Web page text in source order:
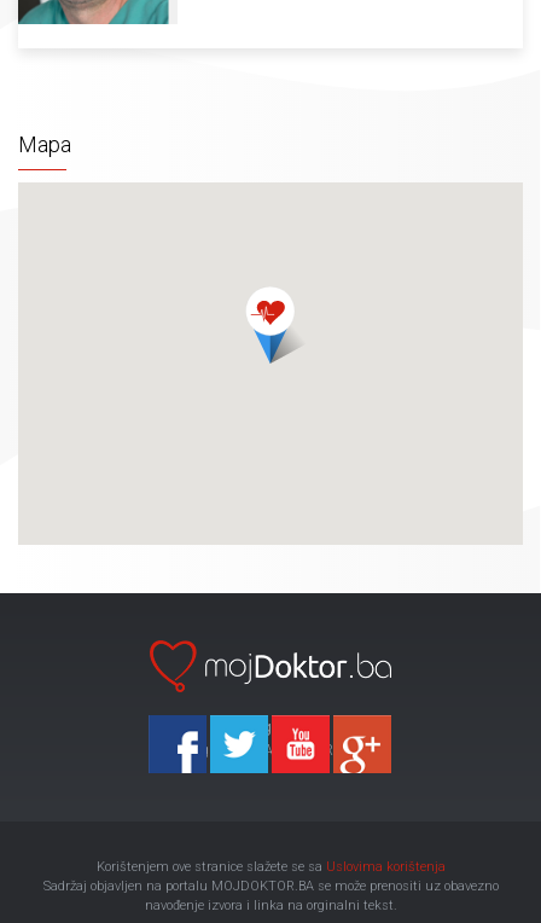
Mapa
Ka-Agencija
Copyright 2026 All Right Reserved
Korištenjem ove stranice slažete se sa Uslovima korištenja
Sadržaj objavljen na portalu MOJDOKTOR.BA se može prenositi uz obavezno
navođenje izvora i linka na orginalni tekst.